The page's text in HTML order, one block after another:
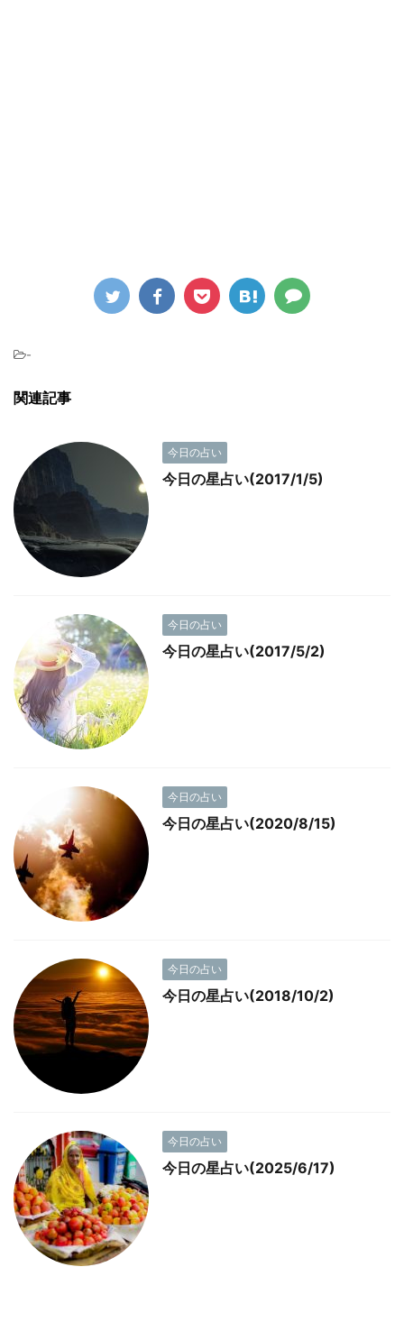
-
関連記事
今日の占い
今日の星占い(2017/1/5)
今日の占い
今日の星占い(2017/5/2)
今日の占い
今日の星占い(2020/8/15)
今日の占い
今日の星占い(2018/10/2)
今日の占い
今日の星占い(2025/6/17)